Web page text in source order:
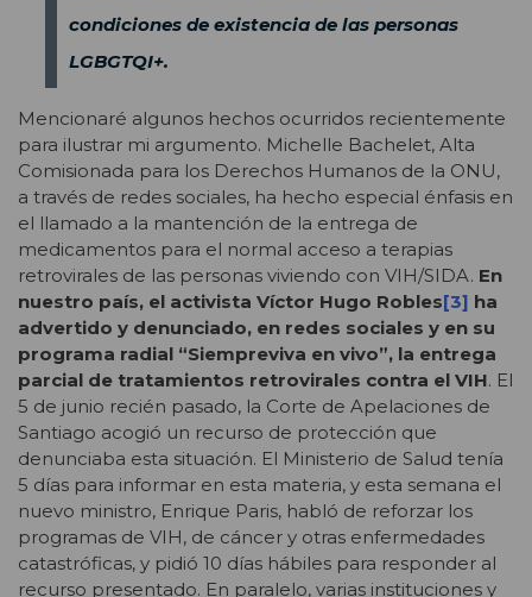
condiciones de existencia de las personas
LGBGTQI+.
Mencionaré algunos hechos ocurridos recientemente
para ilustrar mi argumento. Michelle Bachelet, Alta
Comisionada para los Derechos Humanos de la ONU,
a través de redes sociales, ha hecho especial énfasis en
el llamado a la mantención de la entrega de
medicamentos para el normal acceso a terapias
retrovirales de las personas viviendo con VIH/SIDA. En
nuestro país, el activista Víctor Hugo Robles[3] ha
advertido y denunciado, en redes sociales y en su
programa radial “Siempreviva en vivo”, la entrega
parcial de tratamientos retrovirales contra el VIH. El
5 de junio recién pasado, la Corte de Apelaciones de
Santiago acogió un recurso de protección que
denunciaba esta situación. El Ministerio de Salud tenía
5 días para informar en esta materia, y esta semana el
nuevo ministro, Enrique Paris, habló de reforzar los
programas de VIH, de cáncer y otras enfermedades
catastróficas, y pidió 10 días hábiles para responder al
recurso presentado. En paralelo, varias instituciones y